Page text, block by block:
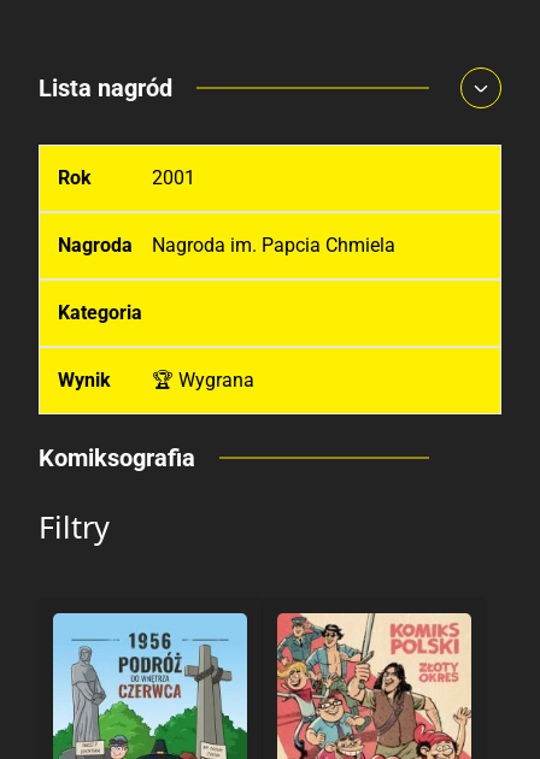
Lista nagród
2001
Nagroda im. Papcia Chmiela
🏆 Wygrana
Komiksografia
Filtry